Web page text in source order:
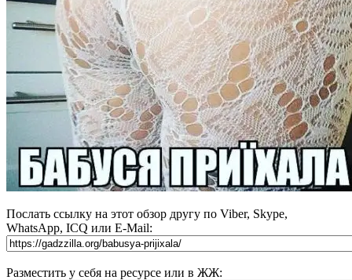
Послать ссылку на этот обзор другу по Viber, Skype,
WhatsApp, ICQ или E-Mail:
Разместить у себя на ресурсе или в ЖЖ: